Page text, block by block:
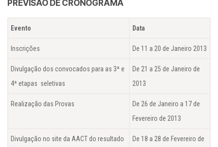
PREVISÃO DE CRONOGRAMA
Evento Data
Inscrições De 11 a 20 de Janeiro 2013
Divulgação dos convocados para as 3ª e
4ª etapas seletivas
De 21 a 25 de Janeiro de
2013
Realização das Provas
De 26 de Janeiro a 17 de
Fevereiro de 2013
Divulgação no site da AACT do resultado De 18 a 28 de Fevereiro de